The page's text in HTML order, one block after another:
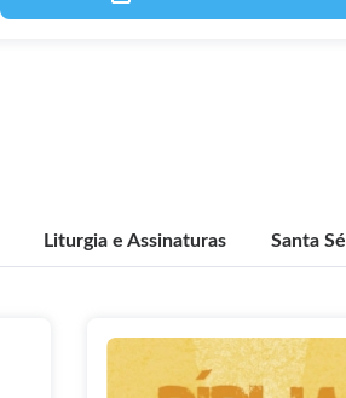
Liturgia e Assinaturas Santa Sé